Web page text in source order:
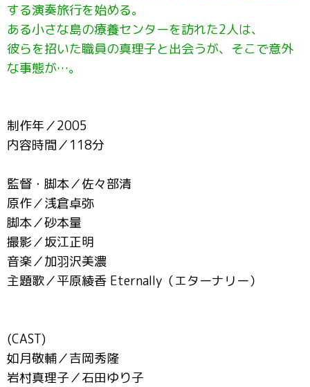
する演奏旅行を始める。
ある小さな島の療養センターを訪れた2人は、
彼らを招いた職員の真理子と出会うが、そこで意外
な事態が…。
制作年／2005
内容時間／118分
監督・脚本／佐々部清
原作／浅倉卓弥
脚本／砂本量
撮影／坂江正明
音楽／加羽沢美濃
主題歌／平原綾香 Eternally（エターナリー）
(CAST)
如月敬輔／吉岡秀隆
岩村真理子／石田ゆり子